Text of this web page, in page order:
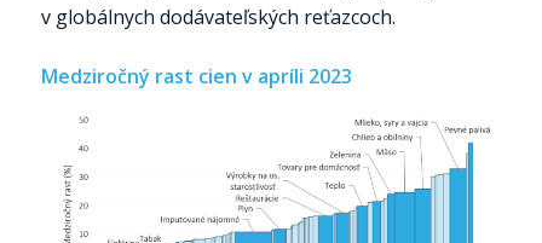
v globálnych dodávateľských reťazcoch.
Medziročný rast cien v apríli 2023